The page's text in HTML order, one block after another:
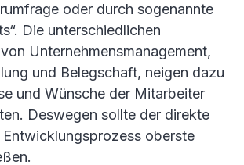
oder durch sogenannte
Die unterschiedlichen
Unternehmensmanagement,
und Belegschaft, neigen dazu
und Wünsche der Mitarbeiter
Deswegen sollte der direkte
Entwicklungsprozess oberste